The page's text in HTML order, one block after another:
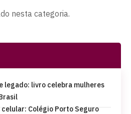
nesta categoria.
legado: livro celebra mulheres
Colégio Porto Seguro